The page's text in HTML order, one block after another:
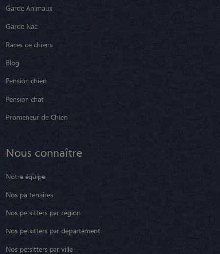
Garde Animaux
Garde Nac
Races de chiens
Blog
Pension chien
Pension chat
Promeneur de Chien
Nous connaître
Notre équipe
Nos partenaires
Nos petsitters par région
Nos petsitters par département
Nos petsitters par ville